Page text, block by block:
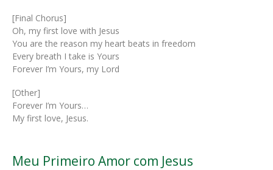
[Final Chorus]
Oh, my first love with Jesus
You are the reason my heart beats in freedom
Every breath I take is Yours
Forever I’m Yours, my Lord
[Other]
Forever I’m Yours…
My first love, Jesus.
Meu Primeiro Amor com Jesus